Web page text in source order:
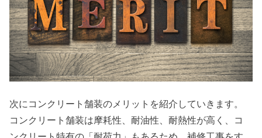
次にコンクリート舗装のメリットを紹介していきます。
コンクリート舗装は摩耗性、耐油性、耐熱性が高く、コ